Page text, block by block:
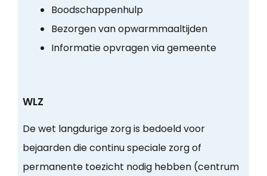
Boodschappenhulp
Bezorgen van opwarmmaaltijden
Informatie opvragen via gemeente
WLZ
De wet langdurige zorg is bedoeld voor
bejaarden die continu speciale zorg of
permanente toezicht nodig hebben (centrum